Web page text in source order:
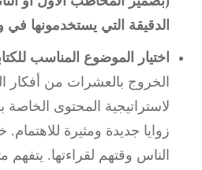
الدقيقة التي يستخدمونها في
اختيار الموضوع المناسب للكتابة
الخروج بالعشرات من أفكار
لاستراتيجية المحتوى الخاصة
زوايا جديدة ومثيرة للاهتمام.
الناس وقتهم لقراءتها.يتفهم